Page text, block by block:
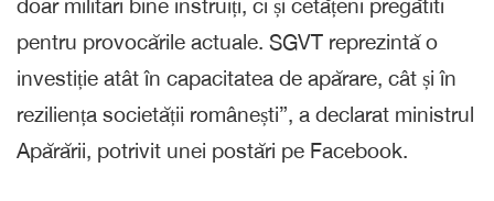
doar militari bine instruiți, ci și cetățeni pregătiti
pentru provocările actuale. SGVT reprezintă o
investiție atât în capacitatea de apărare, cât și în
reziliența societății românești”, a declarat ministrul
Apărării, potrivit unei postări pe Facebook.